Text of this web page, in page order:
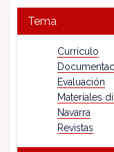
Tema
Currículo
Evaluación
Materiales
Navarra
Revistas